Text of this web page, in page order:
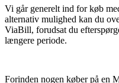
Vi går generelt ind for køb
alternativ mulighed kan du
ViaBill, forudsat du
længere periode.
Forinden nogen køber på en